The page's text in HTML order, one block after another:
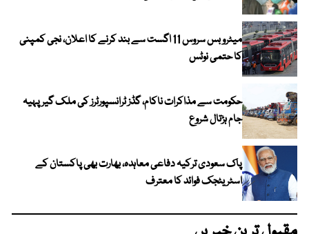
میٹرو بس سروس 11 اگست سے بند کرنے کا اعلان، نجی کمپنی
کا حتمی نوٹس
حکومت سے مذاکرات ناکام، گڈز ٹرانسپورٹرز کی ملک گیر پہیہ
جام ہڑتال شروع
پاک سعودی ترکیہ دفاعی معاہدہ، بھارت بھی پاکستان کے
اسٹریٹجک فوائد کا معترف